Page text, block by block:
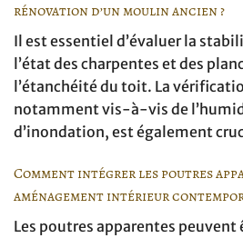
rénovation d’un moulin ancien ?
Il est essentiel d’évaluer la
l’état des charpentes et des
l’étanchéité du toit. La
notamment vis-à-vis de
d’inondation, est également
Comment intégrer les poutres
aménagement intérieur
Les poutres apparentes peuvent